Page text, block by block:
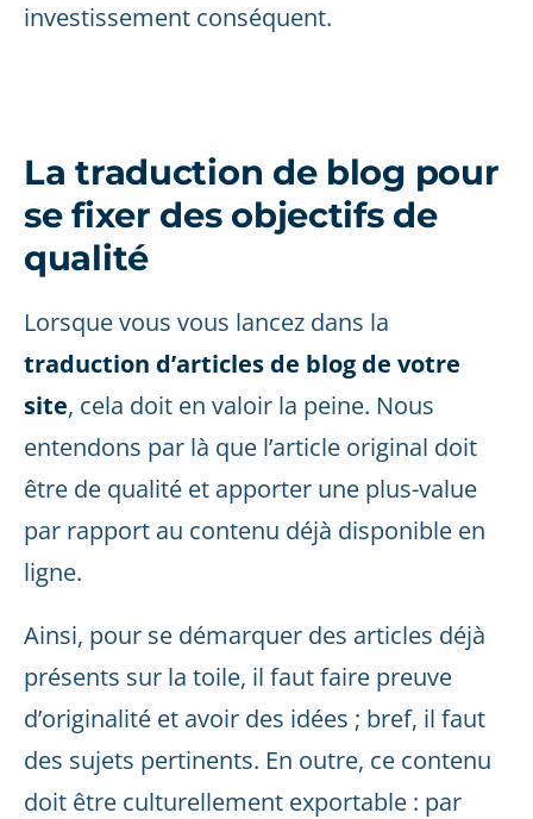
investissement conséquent.
La traduction de blog pour
se fixer des objectifs de
qualité
Lorsque vous vous lancez dans la
traduction d’articles de blog de votre
site, cela doit en valoir la peine. Nous
entendons par là que l’article original doit
être de qualité et apporter une plus-value
par rapport au contenu déjà disponible en
ligne.
Ainsi, pour se démarquer des articles déjà
présents sur la toile, il faut faire preuve
d’originalité et avoir des idées ; bref, il faut
des sujets pertinents. En outre, ce contenu
doit être culturellement exportable : par